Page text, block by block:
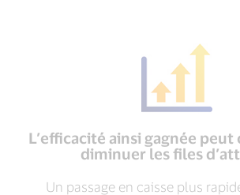
L’efficacité ainsi gagnée
diminuer les files
Un passage en caisse plus